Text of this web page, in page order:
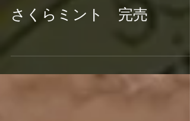
さくらミント 完売